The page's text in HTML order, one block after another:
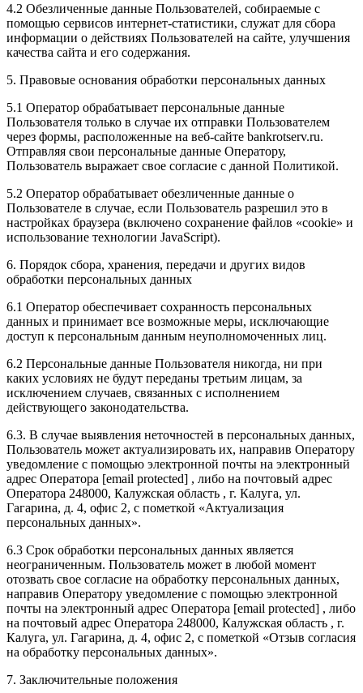
4.2 Обезличенные данные Пользователей, собираемые с
помощью сервисов интернет-статистики, служат для сбора
информации о действиях Пользователей на сайте, улучшения
качества сайта и его содержания.
5. Правовые основания обработки персональных данных
5.1 Оператор обрабатывает персональные данные
Пользователя только в случае их отправки Пользователем
через формы, расположенные на веб-сайте bankrotserv.ru.
Отправляя свои персональные данные Оператору,
Пользователь выражает свое согласие с данной Политикой.
5.2 Оператор обрабатывает обезличенные данные о
Пользователе в случае, если Пользователь разрешил это в
настройках браузера (включено сохранение файлов «cookie» и
использование технологии JavaScript).
6. Порядок сбора, хранения, передачи и других видов
обработки персональных данных
6.1 Оператор обеспечивает сохранность персональных
данных и принимает все возможные меры, исключающие
доступ к персональным данным неуполномоченных лиц.
6.2 Персональные данные Пользователя никогда, ни при
каких условиях не будут переданы третьим лицам, за
исключением случаев, связанных с исполнением
действующего законодательства.
6.3. В случае выявления неточностей в персональных данных,
Пользователь может актуализировать их, направив Оператору
уведомление с помощью электронной почты на электронный
адрес Оператора [email protected] , либо на почтовый адрес
Оператора 248000, Калужская область , г. Калуга, ул.
Гагарина, д. 4, офис 2, с пометкой «Актуализация
персональных данных».
6.3 Срок обработки персональных данных является
неограниченным. Пользователь может в любой момент
отозвать свое согласие на обработку персональных данных,
направив Оператору уведомление с помощью электронной
почты на электронный адрес Оператора [email protected] , либо
на почтовый адрес Оператора 248000, Калужская область , г.
Калуга, ул. Гагарина, д. 4, офис 2, с пометкой «Отзыв согласия
на обработку персональных данных».
7. Заключительные положения